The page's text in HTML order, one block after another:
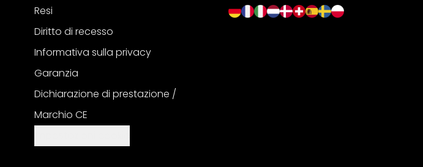
Resi
Diritto di recesso
Informativa sulla privacy
Garanzia
Dichiarazione di prestazione /
Marchio CE